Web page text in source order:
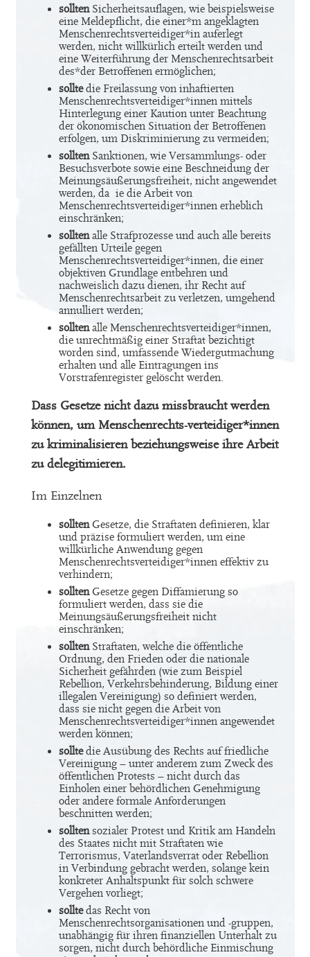
solltenSicherheitsauflagen, wie beispielsweise
eine Meldepflicht, die einer*m angeklagten
Menschenrechtsverteidiger*in auferlegt
werden, nicht willkürlich erteilt werden und
eine Weiterführung der Menschenrechtsarbeit
des*der Betroffenen ermöglichen;
solltedie Freilassung von inhaftierten
Menschenrechtsverteidiger*innen mittels
Hinterlegung einer Kaution unter Beachtung
der ökonomischen Situation der Betroffenen
erfolgen, um Diskriminierung zu vermeiden;
solltenSanktionen, wie Versammlungs- oder
Besuchsverbote sowie eine Beschneidung der
Meinungsäußerungsfreiheit, nicht angewendet
werden, da ie die Arbeit von
Menschenrechtsverteidiger*innen erheblich
einschränken;
solltenalle Strafprozesse und auch alle bereits
gefällten Urteile gegen
Menschenrechtsverteidiger*innen, die einer
objektiven Grundlage entbehren und
nachweislich dazu dienen, ihr Recht auf
Menschenrechtsarbeit zu verletzen, umgehend
annulliert werden;
solltenalle Menschenrechtsverteidiger*innen,
die unrechtmäßig einer Straftat bezichtigt
worden sind, umfassende Wiedergutmachung
erhalten und alle Eintragungen ins
Vorstrafenregister gelöscht werden.
Dass Gesetze nicht dazu missbraucht werden
können, um Menschenrechts-verteidiger*innen
zu kriminalisieren beziehungsweise ihre Arbeit
zu delegitimieren.
Im Einzelnen
solltenGesetze, die Straftaten definieren, klar
und präzise formuliert werden, um eine
willkürliche Anwendung gegen
Menschenrechtsverteidiger*innen effektiv zu
verhindern;
solltenGesetze gegen Diffamierung so
formuliert werden, dass sie die
Meinungsäußerungsfreiheit nicht
einschränken;
solltenStraftaten, welche die öffentliche
Ordnung, den Frieden oder die nationale
Sicherheit gefährden (wie zum Beispiel
Rebellion, Verkehrsbehinderung, Bildung einer
illegalen Vereinigung) so definiert werden,
dass sie nicht gegen die Arbeit von
Menschenrechtsverteidiger*innen angewendet
werden können;
solltedie Ausübung des Rechts auf friedliche
Vereinigung – unter anderem zum Zweck des
öffentlichen Protests – nicht durch das
Einholen einer behördlichen Genehmigung
oder andere formale Anforderungen
beschnitten werden;
solltensozialer Protest und Kritik am Handeln
des Staates nicht mit Straftaten wie
Terrorismus, Vaterlandsverrat oder Rebellion
in Verbindung gebracht werden, solange kein
konkreter Anhaltspunkt für solch schwere
Vergehen vorliegt;
solltedas Recht von
Menschenrechtsorganisationen und -gruppen,
unabhängig für ihren finanziellen Unterhalt zu
sorgen, nicht durch behördliche Einmischung